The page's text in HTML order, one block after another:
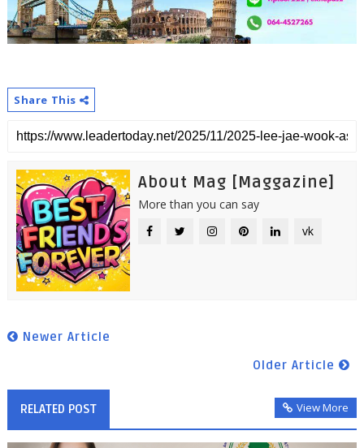
Share This
About Mag [Maggazine]
More than you can say
vk
Newer Article
Older Article
RELATED POST View More